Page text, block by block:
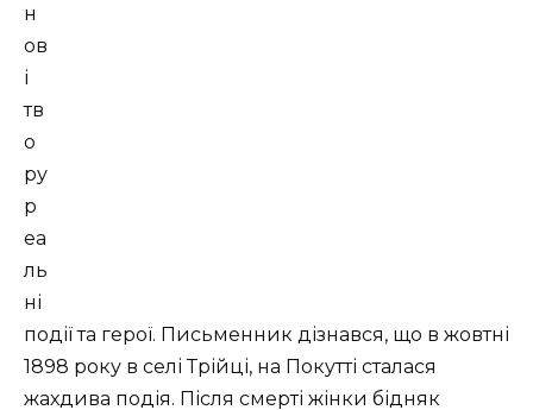
н
ов
і
тв
о
ру
р
еа
ль
ні
події та герої. Письменник дізнався, що в жовтні
1898 року в селі Трійці, на Покутті сталася
жахдива подія. Після смерті жінки бідняк